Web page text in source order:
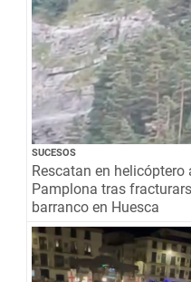
SUCESOS
Rescatan en
Pamplona tras
barranco en Huesca